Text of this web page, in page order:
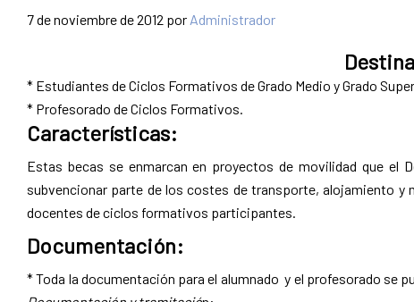
7 de noviembre de 2012 por Administrador
* Estudiantes de Ciclos Formativos de Grado Medio y Grado
* Profesorado de Ciclos Formativos.
Características:
Estas becas se enmarcan en proyectos de movilidad que el
subvencionar parte de los costes de transporte, alojamiento y
docentes de ciclos formativos participantes.
Documentación:
* Toda la documentación para el alumnado y el profesorado se